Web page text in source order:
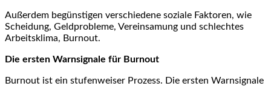
Außerdem begünstigen verschiedene soziale Faktoren, wie
Scheidung, Geldprobleme, Vereinsamung und schlechtes
Arbeitsklima, Burnout.
Die ersten Warnsignale für Burnout
Burnout ist ein stufenweiser Prozess. Die ersten Warnsignale